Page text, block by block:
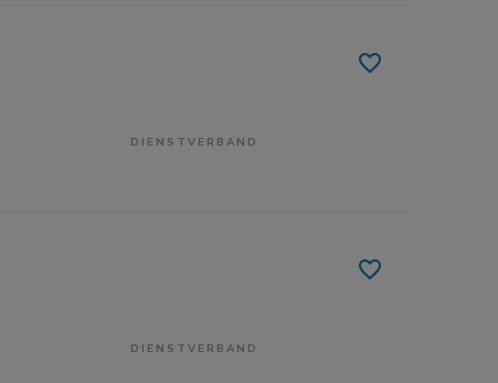
DIENSTVERBAND
DIENSTVERBAND